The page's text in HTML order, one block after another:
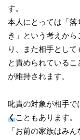
す。
本人にとっては「落
き」という考えか
り、また相手として
と責められている
が維持されます。
叱責の対象が相手で
くこともあります。
「お前の家族はみ